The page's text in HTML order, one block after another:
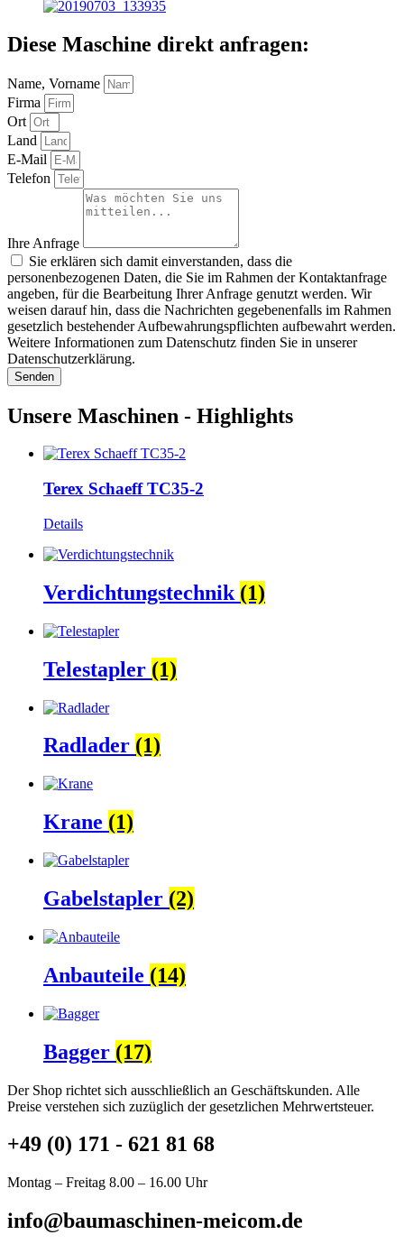
Diese Maschine direkt anfragen:
Name, Vorname
Firma
Ort
Land
E-Mail
Telefon
Ihre Anfrage
Sie erklären sich damit einverstanden, dass die
personenbezogenen Daten, die Sie im Rahmen der Kontaktanfrage
angeben, für die Bearbeitung Ihrer Anfrage genutzt werden. Wir
weisen darauf hin, dass die Nachrichten gegebenenfalls im Rahmen
gesetzlich bestehender Aufbewahrungspflichten aufbewahrt werden.
Weitere Informationen zum Datenschutz finden Sie in unserer
Datenschutzerklärung.
Senden
Unsere Maschinen - Highlights
Terex Schaeff TC35-2
Details
Verdichtungstechnik (1)
Telestapler (1)
Radlader (1)
Krane (1)
Gabelstapler (2)
Anbauteile (14)
Bagger (17)
Der Shop richtet sich ausschließlich an Geschäftskunden. Alle
Preise verstehen sich zuzüglich der gesetzlichen Mehrwertsteuer.
+49 (0) 171 - 621 81 68
Montag – Freitag 8.00 – 16.00 Uhr
info@baumaschinen-meicom.de